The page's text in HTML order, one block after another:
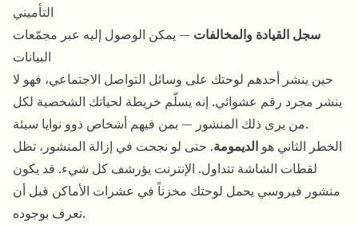
التأميني
سجل القيادة والمخالفات — يمكن الوصول إليه عبر مجمّعات
البيانات
حين ينشر أحدهم لوحتك على وسائل التواصل الاجتماعي، فهو لا
ينشر مجرد رقم عشوائي. إنه يسلّم خريطة لحياتك الشخصية لكل
من يرى ذلك المنشور — بمن فيهم أشخاص ذوو نوايا سيئة.
الخطر الثاني هو الديمومة. حتى لو نجحت في إزالة المنشور، تظل
لقطات الشاشة تتداول. الإنترنت يؤرشف كل شيء. قد يكون
منشور فيروسي يحمل لوحتك مخزناً في عشرات الأماكن قبل أن
تعرف بوجوده.